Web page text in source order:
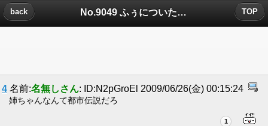
No.9049 ふぅについたコメント
back TOP
4 名前:名無しさん: ID:N2pGroEl 2009/06/26(金) 00:15:24
姉ちゃんなんて都市伝説だろ
1